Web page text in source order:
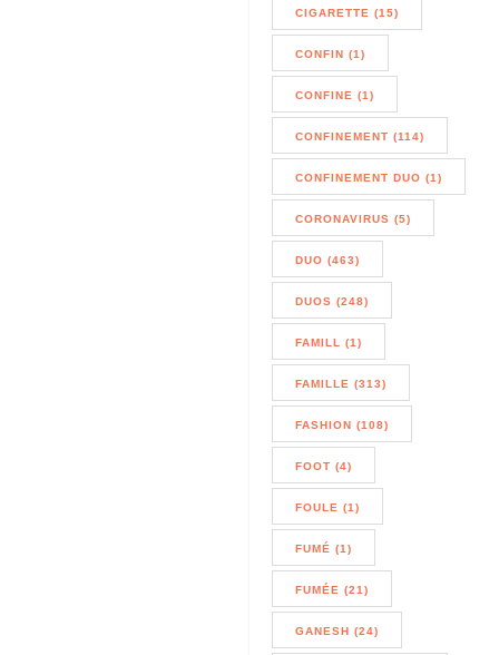
CIGARETTE (15)
CONFIN (1)
CONFINE (1)
CONFINEMENT (114)
CONFINEMENT DUO (1)
CORONAVIRUS (5)
DUO (463)
DUOS (248)
FAMILL (1)
FAMILLE (313)
FASHION (108)
FOOT (4)
FOULE (1)
FUMÉ (1)
FUMÉE (21)
GANESH (24)